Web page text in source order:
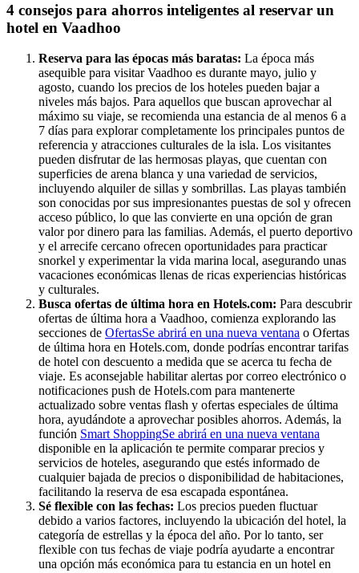
4 consejos para ahorros inteligentes al reservar un
hotel en Vaadhoo
Reserva para las épocas más baratas: La época más
asequible para visitar Vaadhoo es durante mayo, julio y
agosto, cuando los precios de los hoteles pueden bajar a
niveles más bajos. Para aquellos que buscan aprovechar al
máximo su viaje, se recomienda una estancia de al menos 6 a
7 días para explorar completamente los principales puntos de
referencia y atracciones culturales de la isla. Los visitantes
pueden disfrutar de las hermosas playas, que cuentan con
superficies de arena blanca y una variedad de servicios,
incluyendo alquiler de sillas y sombrillas. Las playas también
son conocidas por sus impresionantes puestas de sol y ofrecen
acceso público, lo que las convierte en una opción de gran
valor por dinero para las familias. Además, el puerto deportivo
y el arrecife cercano ofrecen oportunidades para practicar
snorkel y experimentar la vida marina local, asegurando unas
vacaciones económicas llenas de ricas experiencias históricas
y culturales.
Busca ofertas de última hora en Hotels.com: Para descubrir
ofertas de última hora a Vaadhoo, comienza explorando las
secciones de OfertasSe abrirá en una nueva ventana o Ofertas
de última hora en Hotels.com, donde podrías encontrar tarifas
de hotel con descuento a medida que se acerca tu fecha de
viaje. Es aconsejable habilitar alertas por correo electrónico o
notificaciones push de Hotels.com para mantenerte
actualizado sobre ventas flash y ofertas especiales de última
hora, ayudándote a aprovechar posibles ahorros. Además, la
función Smart ShoppingSe abrirá en una nueva ventana
disponible en la aplicación te permite comparar precios y
servicios de hoteles, asegurando que estés informado de
cualquier bajada de precios o disponibilidad de habitaciones,
facilitando la reserva de esa escapada espontánea.
Sé flexible con las fechas: Los precios pueden fluctuar
debido a varios factores, incluyendo la ubicación del hotel, la
categoría de estrellas y la época del año. Por lo tanto, ser
flexible con tus fechas de viaje podría ayudarte a encontrar
una opción más económica para tu estancia en un hotel en